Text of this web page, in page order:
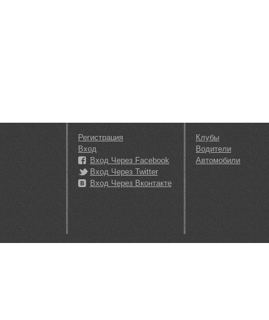
Регистрация
Вход
Вход Через Facebook
Вход Через Twitter
Вход Через Вконтакте
Клубы
Водители
Автомобили